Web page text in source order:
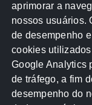
NUVEM DE
Acontece na Rede
Atricon
CREA-MT
aprimorar a
nossos usuários.
de desempenho
cookies
Google Analytics
de tráfego, a fim
desempenho do